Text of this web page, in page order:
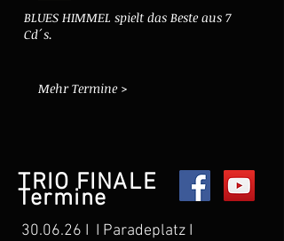
BLUES HIMMEL spielt das Beste aus 7
Cd´s.
Mehr Termine >
TRIO FINALE
Termine
30.06.26 I I Paradeplatz I